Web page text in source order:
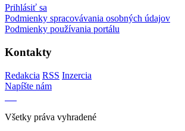
Prihlásiť sa
Podmienky spracovávania osobných údajov
Podmienky používania portálu
Kontakty
Redakcia RSS Inzercia
Napíšte nám
Všetky práva vyhradené